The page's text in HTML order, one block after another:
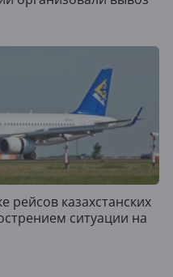
рейсов казахстанских
ситуации на